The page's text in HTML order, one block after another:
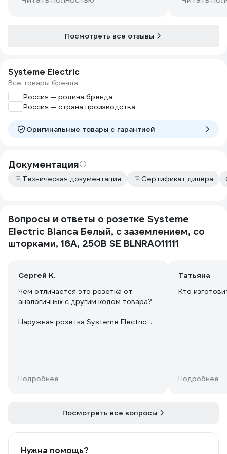
Посмотреть все отзывы
Systeme Electric
Все товары бренда
Россия — родина бренда
Россия — страна производства
Оригинальные товары c гарантией
Документация
Техническая документация Сертификат дилера
Вопросы и ответы о розетке Systeme
Electric Blanca Белый, с заземлением, со
шторками, 16А, 250В SE BLNRA011111
Сергей К.
Чем отличается это розетка от
аналогичных с другим кодом товара?
Наружная розетка Systeme Electric
шторками (код товара 20633644)
открытой установки, с заземлением,
16314058)
Подробнее
Татьяна
Кто
Подробнее
Посмотреть все вопросы
Нужна помощь?